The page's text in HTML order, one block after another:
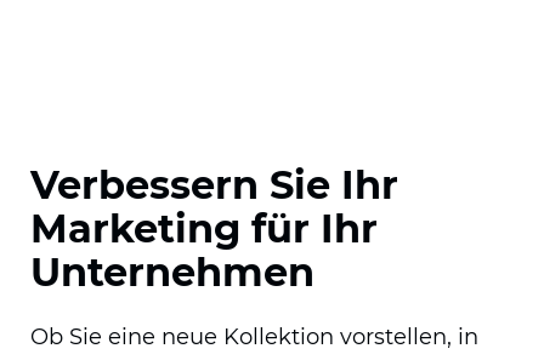
Verbessern Sie Ihr
Marketing für Ihr
Unternehmen
Ob Sie eine neue Kollektion vorstellen, in